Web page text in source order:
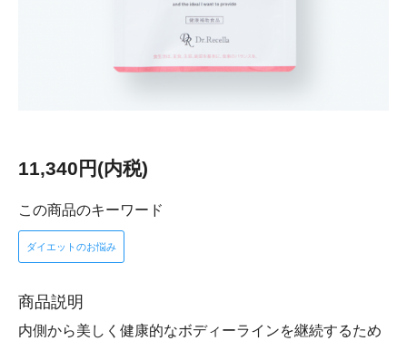
11,340円(内税)
この商品のキーワード
ダイエットのお悩み
商品説明
内側から美しく健康的なボディーラインを継続するため